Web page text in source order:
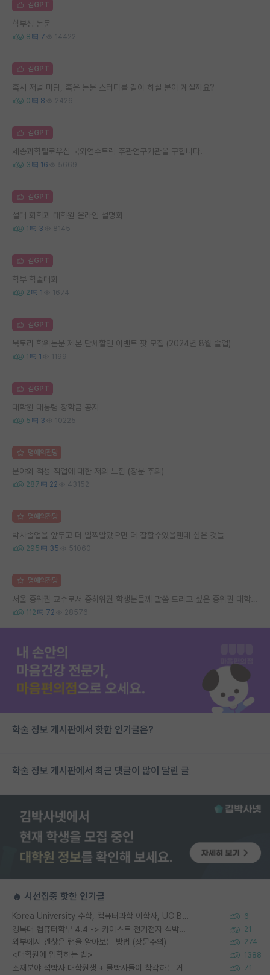
김GPT
학부생 논문
8 7 14422
김GPT
혹시 저널 미팅, 혹은 논문 스터디를 같이 하실 분이 계실까요?
0 8 2426
김GPT
세종과학펠로우십 국외연수트랙 주관연구기관을 구합니다.
3 16 5669
김GPT
설대 화학과 대학원 온라인 설명회
1 3 8145
김GPT
학부 학술대회
2 1 1674
김GPT
북토리 학위논문 제본 단체할인 이벤트 팟 모집 (2024년 8월 졸업)
1 1 1199
김GPT
대학원 대통령 장학금 공지
5 3 10225
명예의전당
분야와 적성 직업에 대한 저의 느낌 (장문 주의)
287 22 43152
명예의전당
박사졸업을 앞두고 더 일찍알았으면 더 잘할수있을텐데 싶은 것들
295 35 51060
명예의전당
서울 중위권 교수로서 중하위권 학생분들께 말씀 드리고 싶은 중위권 대학 연구실의 강점
112 72 28576
학술 정보 게시판에서 핫한 인기글은?
학술 정보 게시판에서 최근 댓글이 많이 달린 글
🔥 시선집중 핫한 인기글
Korea University 수학, 컴퓨터과학 이학사, UC Berkeley 산업공학 대학원 공학박사가 되는 것은 쉽지 않겠죠? 6
경북대 컴퓨터학부 4.4 -> 카이스트 전기전자 석박사통합과정 합격 21
외부에서 괜찮은 랩을 알아보는 방법 (장문주의) 274
<대학원에 입학하는 법> 1388
소재분야 석박사 대학원생 + 물박사들이 착각하는 거 71